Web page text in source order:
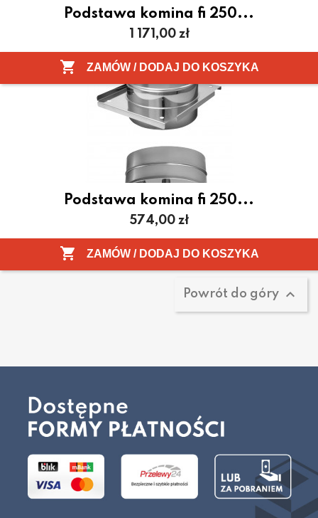
Podstawa komina fi 250...
Cena
1 171,00 zł
 ZAMÓW / DODAJ DO KOSZYKA
Podstawa komina fi 250...
Cena
574,00 zł
 ZAMÓW / DODAJ DO KOSZYKA
Pokazano 1-2 z 2 pozycji
Powrót do góry 